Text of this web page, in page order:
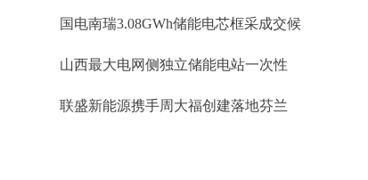
国电南瑞3.08GWh储能电芯框采成交候
山西最大电网侧独立储能电站一次性
引擎
联盛新能源携手周大福创建落地芬兰